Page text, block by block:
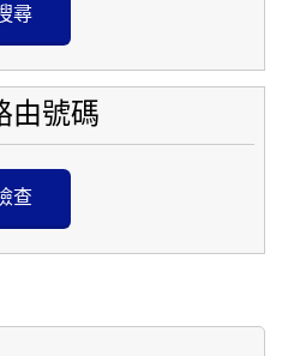
尋
由號碼
查